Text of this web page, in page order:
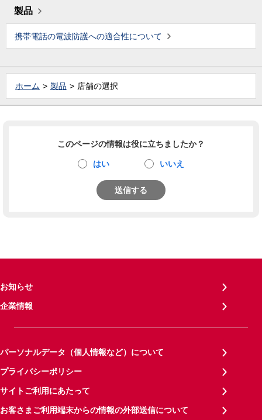
製品
携帯電話の電波防護への適合性について
ホーム 製品 店舗の選択
このページの情報は役に立ちましたか？
はい いいえ
送信する
お知らせ
企業情報
パーソナルデータ（個人情報など）について
プライバシーポリシー
サイトご利用にあたって
お客さまご利用端末からの情報の外部送信について